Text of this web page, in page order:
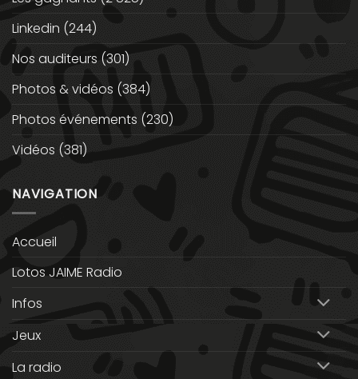
Linkedin (244)
Nos auditeurs (301)
Photos & vidéos (384)
Photos événements (230)
Vidéos (381)
NAVIGATION
Accueil
Lotos JAIME Radio
Infos
Jeux
La radio